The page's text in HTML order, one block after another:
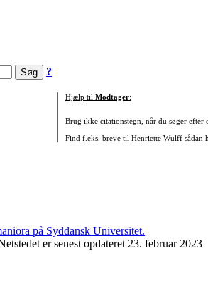
?
Hjælp til Modtager:
Brug ikke citationstegn, når du søger efter
Find f.eks. breve til Henriette Wulff sådan
er senest opdateret 23. februar 2023